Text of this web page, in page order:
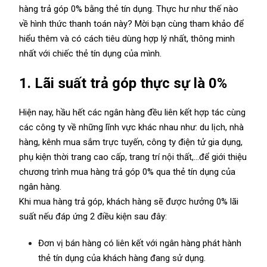
hàng trả góp 0% bằng thẻ tín dụng. Thực hư như thế nào
về hình thức thanh toán này? Mời bạn cùng tham khảo để
hiểu thêm và có cách tiêu dùng hợp lý nhất, thông minh
nhất với chiếc thẻ tín dụng của mình.
1. Lãi suất trả góp thực sự là 0%
Hiện nay, hầu hết các ngân hàng đều liên kết hợp tác cùng
các công ty về những lĩnh vực khác nhau như: du lịch, nhà
hàng, kênh mua sắm trực tuyến, công ty điện tử gia dụng,
phụ kiện thời trang cao cấp, trang trí nội thất,…để giới thiệu
chương trình mua hàng trả góp 0% qua thẻ tín dụng của
ngân hàng.
Khi mua hàng trả góp, khách hàng sẽ được hưởng 0% lãi
suất nếu đáp ứng 2 điều kiện sau đây:
Đơn vị bán hàng có liên kết với ngân hàng phát hành
thẻ tín dụng của khách hàng đang sử dụng.